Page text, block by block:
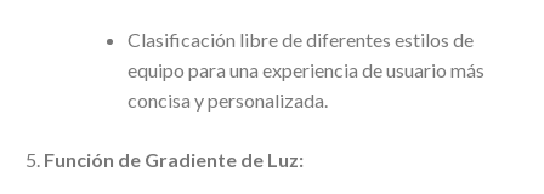
Clasificación libre de diferentes estilos de
equipo para una experiencia de usuario más
concisa y personalizada.
Función de Gradiente de Luz: